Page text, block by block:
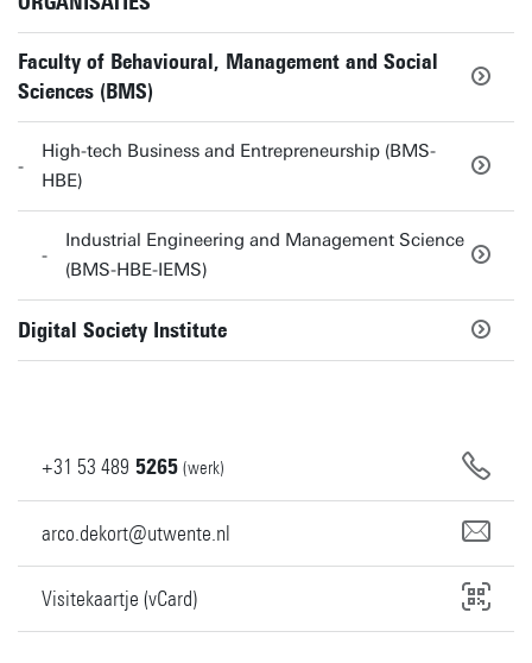
Faculty of Behavioural, Management and Social
Sciences (BMS)
High-tech Business and Entrepreneurship (BMS-
HBE)
Industrial Engineering and Management Science
(BMS-HBE-IEMS)
Digital Society Institute
+31 53 489 5265 (werk)
arco.dekort@utwente.nl
Visitekaartje (vCard)